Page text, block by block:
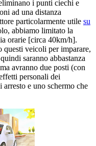
i punti ciechi e
ad una distanza
particolarmente utile su
abbiamo limitato la
orarie [circa 40km/h].
questi veicoli per imparare,
saranno abbastanza
avranno due posti (con
personali dei
e uno schermo che